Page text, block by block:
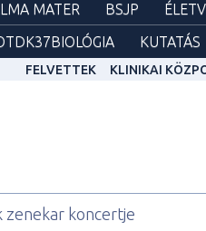
MATER BSJP
KUTATÁS
FELVETTEK KLINIKAI
zenekar koncertje